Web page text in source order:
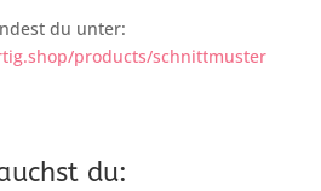
du unter:
products/schnittmuster
du: